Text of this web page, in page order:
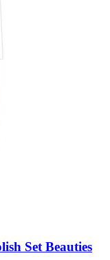
Set Beauties